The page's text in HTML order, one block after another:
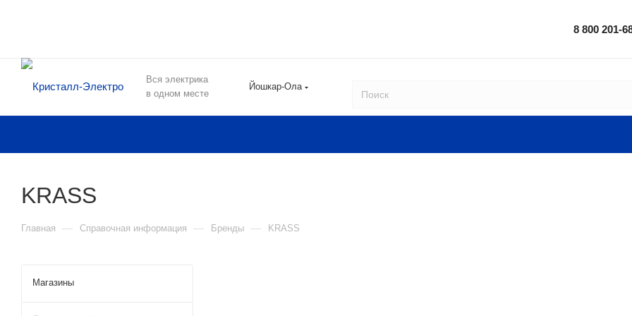
8 800 201-
Вся электрика
в одном месте
Йошкар-Ола
KRASS
Главная — Справочная информация — Бренды — KRASS
Магазины